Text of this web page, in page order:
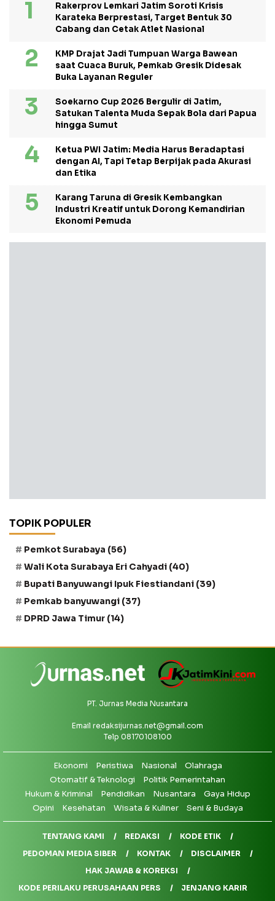
Rakerprov Lemkari Jatim Soroti Krisis
Karateka Berprestasi, Target Bentuk 30
Cabang dan Cetak Atlet Nasional
KMP Drajat Jadi Tumpuan Warga Bawean
saat Cuaca Buruk, Pemkab Gresik Didesak
Buka Layanan Reguler
Soekarno Cup 2026 Bergulir di Jatim,
Satukan Talenta Muda Sepak Bola dari Papua
hingga Sumut
Ketua PWI Jatim: Media Harus Beradaptasi
dengan AI, Tapi Tetap Berpijak pada Akurasi
dan Etika
Karang Taruna di Gresik Kembangkan
Industri Kreatif untuk Dorong Kemandirian
Ekonomi Pemuda
TOPIK POPULER
Pemkot Surabaya (56)
Wali Kota Surabaya Eri Cahyadi (40)
Bupati Banyuwangi Ipuk Fiestiandani (39)
Pemkab banyuwangi (37)
DPRD Jawa Timur (14)
PT. Jurnas Media Nusantara
Email redaksijurnas.net@gmail.com
Telp 08170108100
Ekonomi Peristiwa Nasional
Olahraga
Otomatif & Teknologi
Politik Pemerintahan
Hukum & Kriminal
Pendidikan Nusantara
Gaya Hidup
Opini
Kesehatan Wisata & Kuliner Seni & Budaya
TENTANG KAMI REDAKSI
KODE ETIK
PEDOMAN MEDIA SIBER
KONTAK
DISCLAIMER
HAK JAWAB & KOREKSI
KODE PERILAKU PERUSAHAAN PERS
JENJANG KARIR